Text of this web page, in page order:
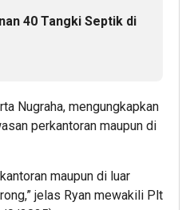
40 Tangki Septik di
Nugraha, mengungkapkan
perkantoran maupun di
maupun di luar
jelas Ryan mewakili Plt